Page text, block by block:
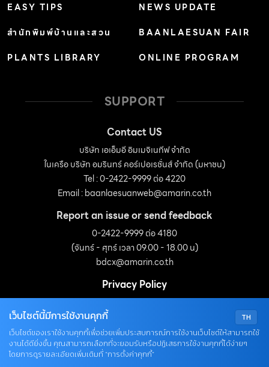
EASY TIPS
สำนักพิมพ์บ้านและสวน
PLANTS LIBRARY
NEWS UPDATE
BAANLAESUAN FAIR
ONLINE PROGRAM
SUPPORT
Contact US
บริษัท เอเอ็มอี อิมเมจิเนทีฟ จำกัด
ในเครือ บริษัท อมรินทร์ คอร์เปอเรชั่นส์ จำกัด (มหาชน)
Tel : 0-2422-9999 ต่อ 4220
Email :baanlaesuanweb@amarin.co.th
Report an issue or send feedback
0-2422-9999 ต่อ 4180
(จันทร์ - ศุกร์ เวลา 09.00 - 18.00 น)
bdcx@amarin.co.th
Privacy Policy
OUR SOCIALS
TH
เว็บไซต์นี้มีการใช้งานคุกกี้
เว็บไซต์ของเราใช้งานคุกกี้เพื่อช่วยเพิ่มประสบการณ์การใช้งานเว็บไซต์ให้สามารถใช้
งานได้ดียิ่งขึ้น คุณสามารถเลือกที่จะยอมรับหรือปฏิเสธการใช้งานคุกกี้ได้ง่ายๆ
โดยการดูรายละเอียดเพิ่มเติมที่ “การตั้งค่าคุกกี้”